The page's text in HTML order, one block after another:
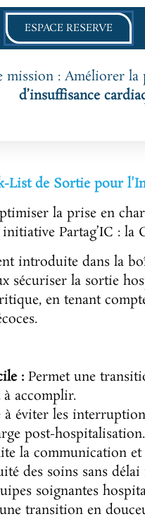
ESPACE RESERVE
mission : Améliorer la
d’insuffisance
List de Sortie pour
la prise en
Partag’IC :
introduite dans la
sécuriser la sortie
en tenant
: Permet une
à accomplir.
à éviter les
post-hospitalisation.
la communication
des soins sans
soignantes
transition en